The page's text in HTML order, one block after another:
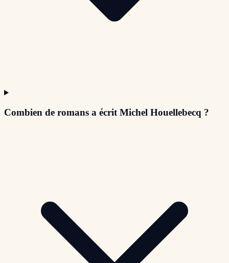
Combien de romans a écrit Michel Houellebecq ?